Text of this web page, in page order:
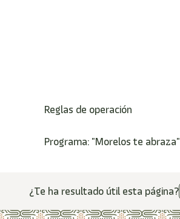
Reglas de operación
Programa: "Morelos te abraza"
¿Te ha resultado útil esta página?